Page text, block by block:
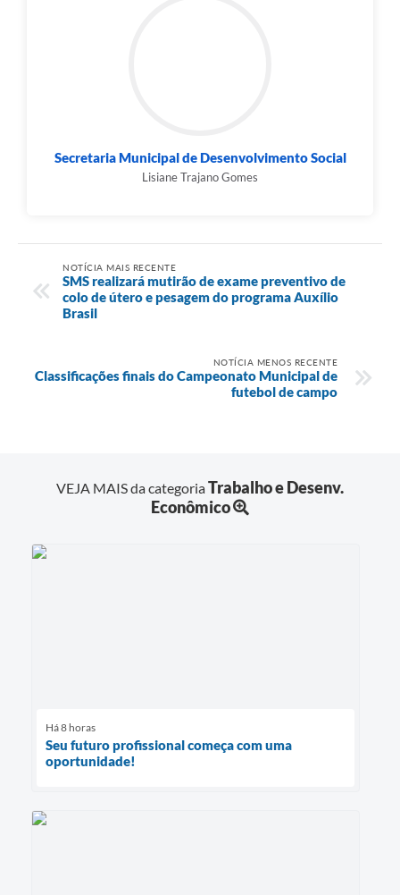
Secretaria Municipal de Desenvolvimento Social
Lisiane Trajano Gomes
NOTÍCIA MAIS RECENTE
SMS realizará mutirão de exame preventivo de
colo de útero e pesagem do programa Auxílio
Brasil
NOTÍCIA MENOS RECENTE
Classificações finais do Campeonato Municipal de
futebol de campo
VEJA MAIS da categoriaTrabalho e Desenv.
Econômico
Há 8 horas
Seu futuro profissional começa com uma
oportunidade!